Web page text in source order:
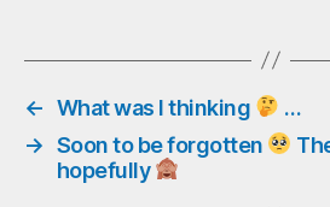
← What was I thinking
…
→ Soon to be forgotten
hopefully